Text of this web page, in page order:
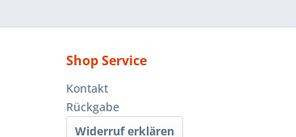
Shop Service
Kontakt
Rückgabe
Widerruf erklären